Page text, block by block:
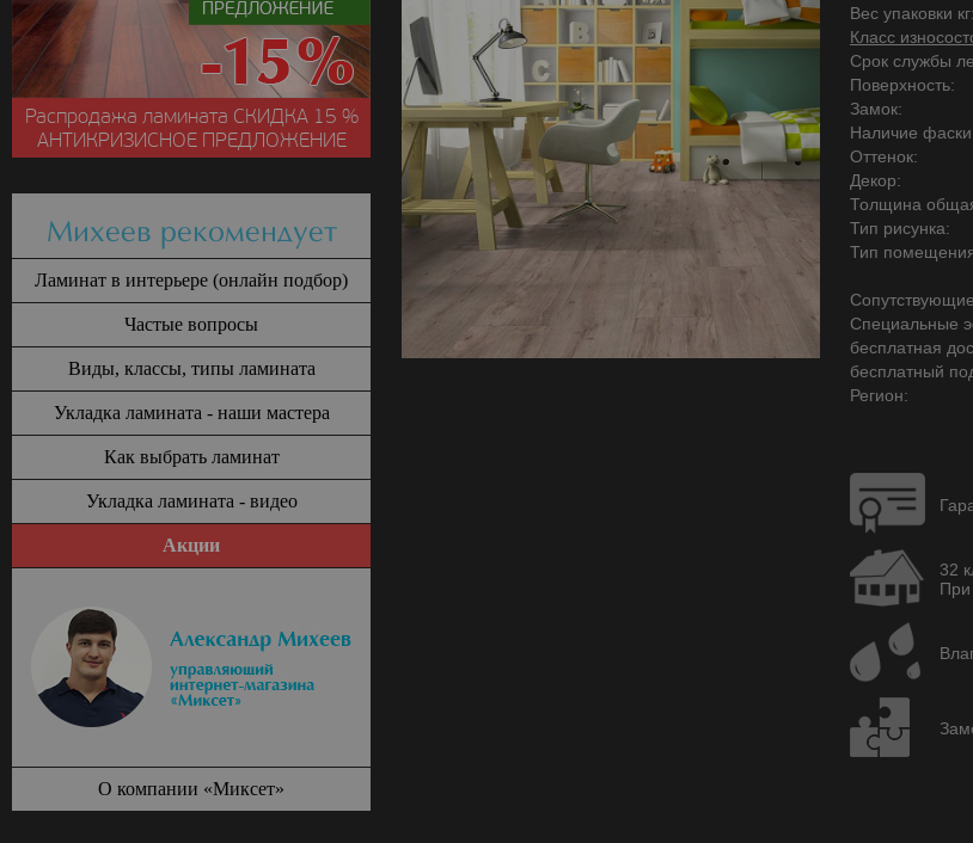
Вес упаковки кг:
Класс
Срок службы
Поверхность:
Замок:
Наличие
Оттенок:
Декор:
Толщина
Тип рисунка:
Тип
Специальные
бесплатная
бесплатный
Регион:
32
При
Распродажа ламината СКИДКА15 %
АНТИКРИЗИСНОЕ ПРЕДЛОЖЕНИЕ
Михеев рекомендует
Ламинат в интерьере (онлайн подбор)
Частые вопросы
Виды, классы, типы ламината
Укладка ламината - наши мастера
Как выбрать ламинат
Укладка ламината - видео
Акции
О компании «Миксет»